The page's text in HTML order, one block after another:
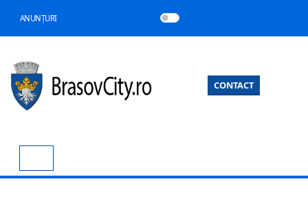
ANUNȚURI
CONTACT